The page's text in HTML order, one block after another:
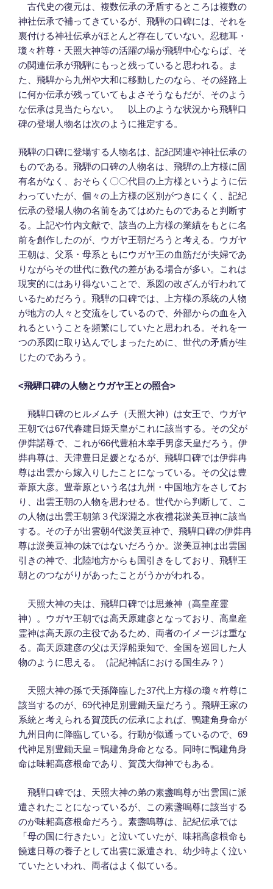
古代史の復元は、複数伝承の矛盾するところは複数の
神社伝承で補ってきているが、飛騨の口碑には、それを
裏付ける神社伝承がほとんど存在していない。忍穂耳・
瓊々杵尊・天照大神等の活躍の場が飛騨中心ならば、そ
の関連伝承が飛騨にもっと残っていると思われる。ま
た、飛騨から九州や大和に移動したのなら、その経路上
に何か伝承が残っていてもよさそうなもだが、そのよう
な伝承は見当たらない。 以上のような状況から飛騨口
碑の登場人物名は次のように推定する。
飛騨の口碑に登場する人物名は、記紀関連や神社伝承の
ものである。飛騨の口碑の人物名は、飛騨の上方様に固
有名がなく、おそらく〇〇代目の上方様というように伝
わっていたが、個々の上方様の区別がつきにくく、記紀
伝承の登場人物の名前をあてはめたものであると判断す
る。上記や竹内文献で、該当の上方様の業績をもとに名
前を創作したのが、ウガヤ王朝だろうと考える。ウガヤ
王朝は、父系・母系ともにウガヤ王の血筋だが夫婦であ
りながらその世代に数代の差がある場合が多い。これは
現実的にはあり得ないことで、系図の改ざんが行われて
いるためだろう。飛騨の口碑では、上方様の系統の人物
が地方の人々と交流をしているので、外部からの血を入
れるということを頻繁にしていたと思われる。それを一
つの系図に取り込んでしまったために、世代の矛盾が生
じたのであろう。
<飛騨口碑の人物とウガヤ王との照合>
飛騨口碑のヒルメムチ（天照大神）は女王で、ウガヤ
王朝では67代春建日姫天皇がこれに該当する。その父が
伊弉諾尊で、これが66代豊柏木幸手男彦天皇だろう。伊
弉冉尊は、天津豊日足媛となるが、飛騨口碑では伊弉冉
尊は出雲から嫁入りしたことになっている。その父は豊
葦原大彦。豊葦原という名は九州・中国地方をさしてお
り、出雲王朝の人物を思わせる。世代から判断して、こ
の人物は出雲王朝第３代深淵之水夜禮花淤美豆神に該当
する。その子が出雲朝4代淤美豆神で、飛騨口碑の伊弉冉
尊は淤美豆神の妹ではないだろうか。淤美豆神は出雲国
引きの神で、北陸地方からも国引きをしており、飛騨王
朝とのつながりがあったことがうかがわれる。
天照大神の夫は、飛騨口碑では思兼神（高皇産霊
神）。ウガヤ王朝では高天原建彦となっており、高皇産
霊神は高天原の主役であるため、両者のイメージは重な
る。高天原建彦の父は天浮船乗知で、全国を巡回した人
物のように思える。（記紀神話における国生み？）
天照大神の孫で天孫降臨した37代上方様の瓊々杵尊に
該当するのが、69代神足別豊鋤天皇だろう。飛騨王家の
系統と考えられる賀茂氏の伝承によれば、鴨建角身命が
九州日向に降臨している。行動が似通っているので、69
代神足別豊鋤天皇＝鴨建角身命となる。同時に鴨建角身
命は味耜高彦根命であり、賀茂大御神でもある。
飛騨口碑では、天照大神の弟の素盞嗚尊が出雲国に派
遣されたことになっているが、この素盞嗚尊に該当する
のが味耜高彦根命だろう。素盞嗚尊は、記紀伝承では
「母の国に行きたい」と泣いていたが、味耜高彦根命も
饒速日尊の養子として出雲に派遣され、幼少時よく泣い
ていたといわれ、両者はよく似ている。